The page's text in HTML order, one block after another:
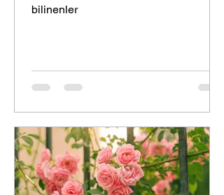
bilinenler